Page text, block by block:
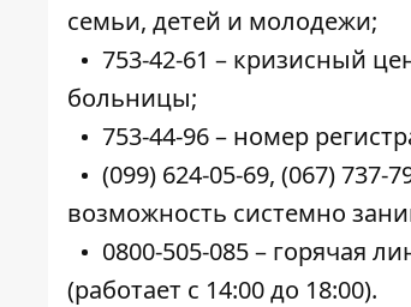
семьи, детей и молодежи;
753-42-61 – кризисный
больницы;
753-44-96– номер
(099) 624-05-69, (067) 737-
возможность системно
0800-505-085– горячая
(работает с 14:00 до 18:00).